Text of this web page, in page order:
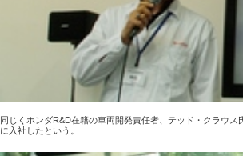
同じくホンダR&D在籍の車両開発責任者、テッド・クラウス
に入社したという。